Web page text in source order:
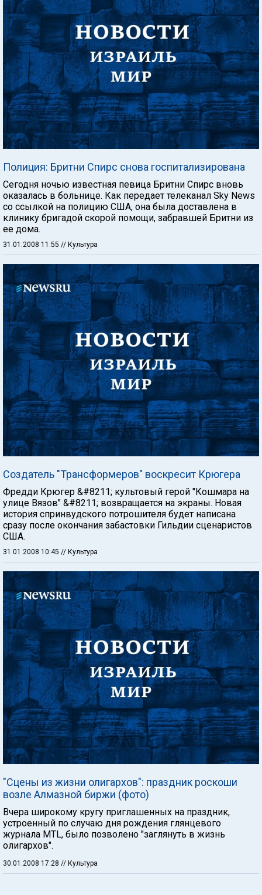
Полиция: Бритни Спирс снова госпитализирована
Сегодня ночью известная певица Бритни Спирс вновь
оказалась в больнице. Как передает телеканал Sky News
со ссылкой на полицию США, она была доставлена в
клинику бригадой скорой помощи, забравшей Бритни из
ее дома.
31.01.2008 11:55 // Культура
Создатель "Трансформеров" воскресит Крюгера
Фредди Крюгер &#8211; культовый герой "Кошмара на
улице Вязов" &#8211; возвращается на экраны. Новая
история спринвудского потрошителя будет написана
сразу после окончания забастовки Гильдии сценаристов
США.
31.01.2008 10:45 // Культура
"Сцены из жизни олигархов": праздник роскоши
возле Алмазной биржи (фото)
Вчера широкому кругу приглашенных на праздник,
устроенный по случаю дня рождения глянцевого
журнала МTL, было позволено "заглянуть в жизнь
олигархов".
30.01.2008 17:28 // Культура